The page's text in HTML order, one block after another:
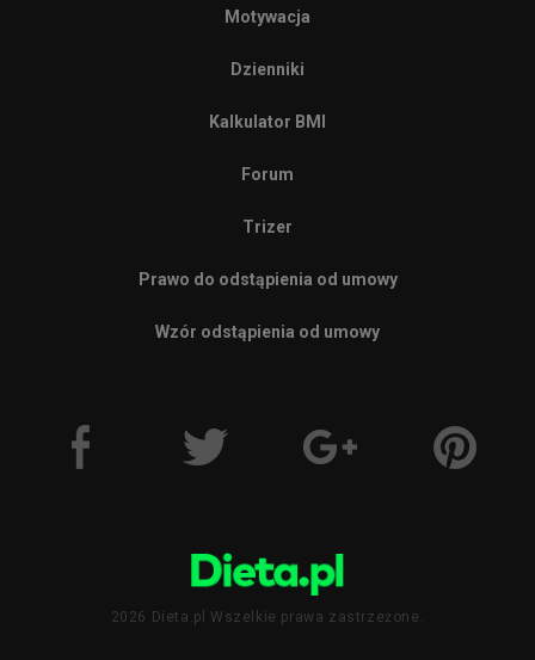
Motywacja
Dzienniki
Kalkulator BMI
Forum
Trizer
Prawo do odstąpienia od umowy
Wzór odstąpienia od umowy
2026 Dieta.pl Wszelkie prawa zastrzeżone.